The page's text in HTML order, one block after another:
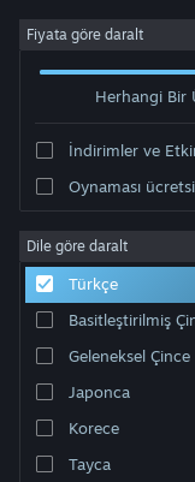
Giriş yap
Hakkında
Destek
Dili değiştir
Steam mobil
Masaüstü internet
Fiyata göre daralt
Herhangi Bir
İndirimler ve
Oynaması
Dile göre daralt
Türkçe
Basitleştirilmiş
Geleneksel Çince
Japonca
Korece
Tayca
Yayıncı: Happy Snake
Sırala Uygunluk
0 sonuç aramanızla
ürün dâhil edilmedi.